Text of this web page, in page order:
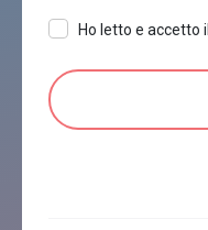
Ho letto e accetto